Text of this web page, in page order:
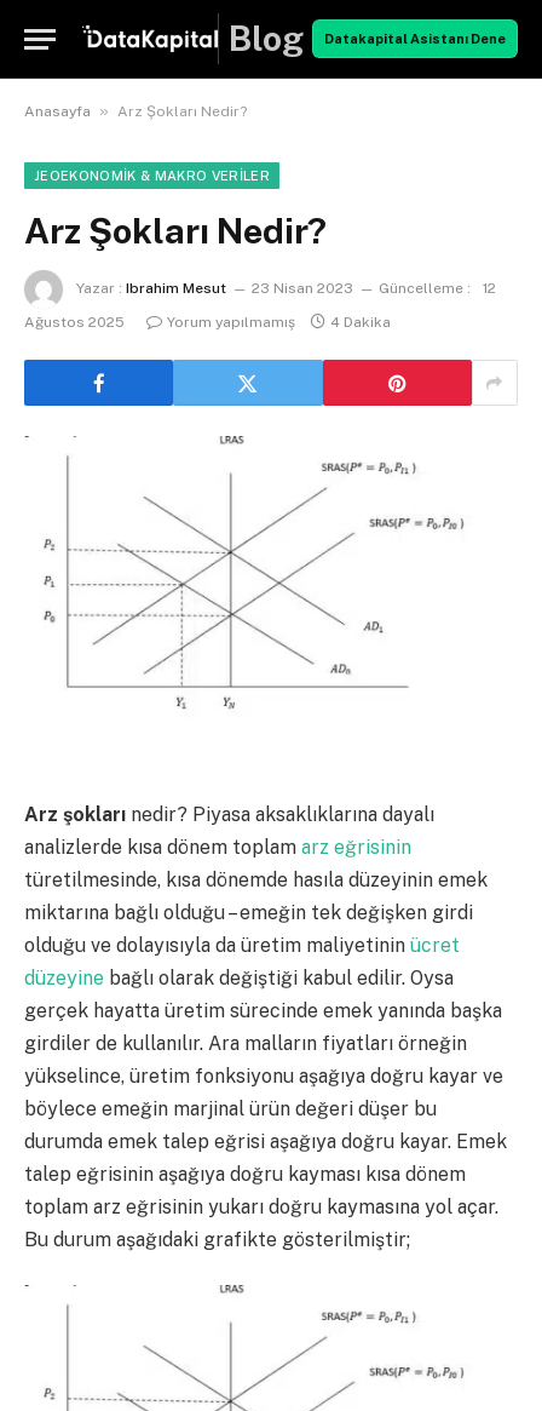
Blog Datakapital Asistanı Dene
Anasayfa » Arz Şokları Nedir?
JEOEKONOMIK & MAKRO VERILER
Arz Şokları Nedir?
Yazar : Ibrahim Mesut 23 Nisan 2023 Güncelleme :
12
Ağustos 2025
Yorum yapılmamış 4 Dakika
Arz şokları nedir? Piyasa aksaklıklarına dayalı
analizlerde kısa dönem toplam arz eğrisinin
türetilmesinde, kısa dönemde hasıla düzeyinin emek
miktarına bağlı olduğu – emeğin tek değişken girdi
olduğu ve dolayısıyla da üretim maliyetinin ücret
düzeyine bağlı olarak değiştiği kabul edilir. Oysa
gerçek hayatta üretim sürecinde emek yanında başka
girdiler de kullanılır. Ara malların fiyatları örneğin
yükselince, üretim fonksiyonu aşağıya doğru kayar ve
böylece emeğin marjinal ürün değeri düşer bu
durumda emek talep eğrisi aşağıya doğru kayar. Emek
talep eğrisinin aşağıya doğru kayması kısa dönem
toplam arz eğrisinin yukarı doğru kaymasına yol açar.
Bu durum aşağıdaki grafikte gösterilmiştir;